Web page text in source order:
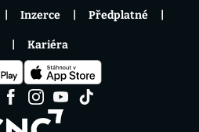
Inzerce Předplatné
Kariéra